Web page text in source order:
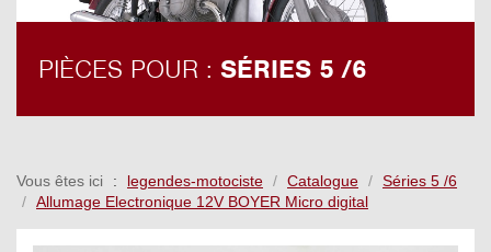
PIÈCES POUR : SÉRIES 5 /6
Vous êtes ici legendes-motociste Catalogue
Séries 5 /6
Allumage Electronique 12V BOYER Micro digital